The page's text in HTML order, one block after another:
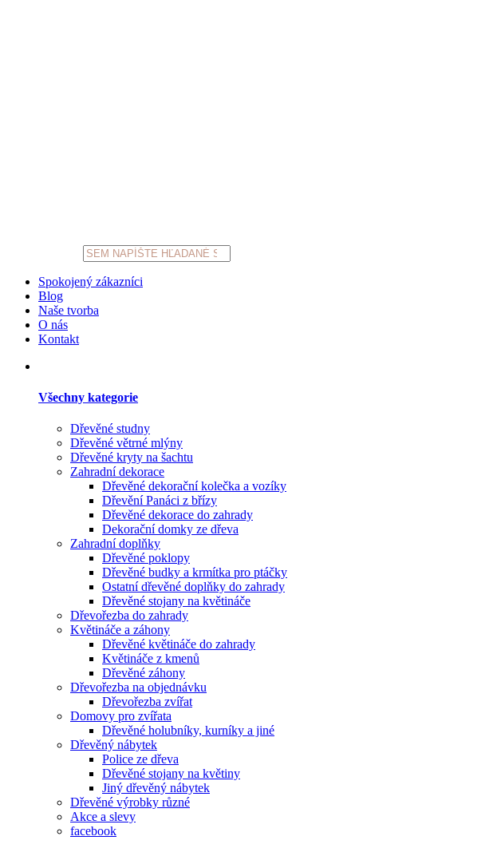
Products
search
Spokojený zákazníci
Blog
Naše tvorba
O nás
Kontakt
Všechny kategorie
Dřevěné studny
Dřevěné větrné mlýny
Dřevěné kryty na šachtu
Zahradní dekorace
Dřevěné dekorační kolečka a vozíky
Dřevění Panáci z břízy
Dřevěné dekorace do zahrady
Dekorační domky ze dřeva
Zahradní doplňky
Dřevěné poklopy
Dřevěné budky a krmítka pro ptáčky
Ostatní dřevěné doplňky do zahrady
Dřevěné stojany na květináče
Dřevořezba do zahrady
Květináče a záhony
Dřevěné květináče do zahrady
Květináče z kmenů
Dřevěné záhony
Dřevořezba na objednávku
Dřevořezba zvířat
Domovy pro zvířata
Dřevěné holubníky, kurníky a jiné
Dřevěný nábytek
Police ze dřeva
Dřevěné stojany na květiny
Jiný dřevěný nábytek
Dřevěné výrobky různé
Akce a slevy
facebook